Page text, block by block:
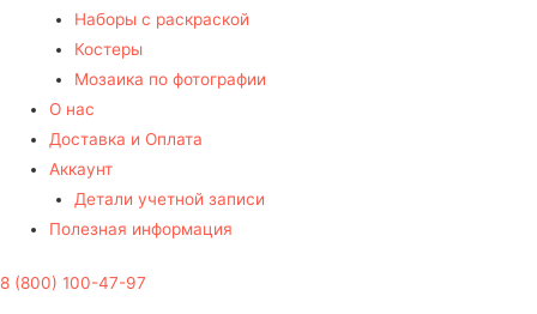
Наборы с раскраской
Костеры
Мозаика по фотографии
О нас
Доставка и Оплата
Аккаунт
Детали учетной записи
Полезная информация
8 (800) 100-47-97